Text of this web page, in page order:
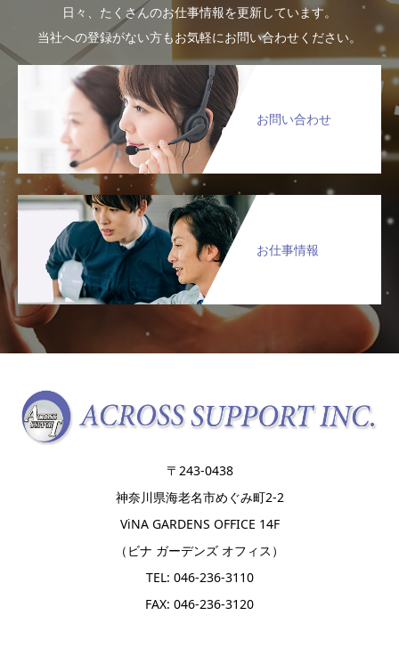
日々、たくさんのお仕事情報を更新しています。
当社への登録がない方もお気軽にお問い合わせください。
お問い合わせ
お仕事情報
〒243-0438
神奈川県海老名市めぐみ町2-2
ViNA GARDENS OFFICE 14F
（ビナ ガーデンズ オフィス）
TEL: 046-236-3110
FAX: 046-236-3120